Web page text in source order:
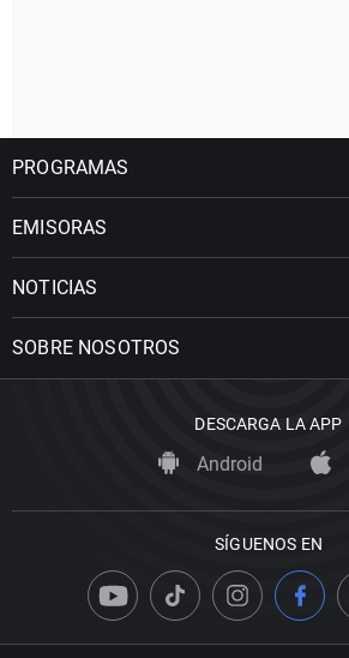
PROGRAMAS
EMISORAS
NOTICIAS
SOBRE NOSOTROS
DESCARGA LA APP
Android
SÍGUENOS EN